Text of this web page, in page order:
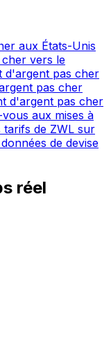
aux États-Unis
vers le
d'argent pas cher
pas cher
d'argent pas cher
aux mises à
tarifs de ZWL sur
de devise
réel